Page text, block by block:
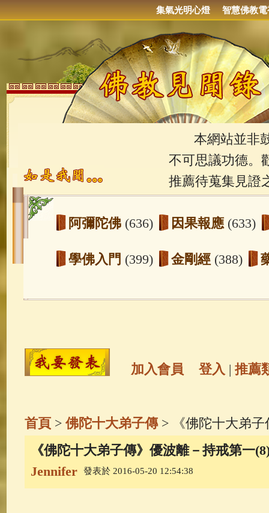
集氣光明心燈 智慧佛教電
本網站並非鼓
不可思議功德。
推薦待蒐集見證
阿彌陀佛 (636) 因果報應 (633)
學佛入門 (399) 金剛經 (388)
玉曆寶鈔(236) 地藏經(225)
高僧故事 (142) 放生護生 (133)
一切如來心秘密全身舍利寶篋印
生活禪(70) 釋迦牟尼佛傳
加入會員 登入 | 推薦
首頁> 佛陀十大弟子傳> 《佛陀十大弟子
《佛陀十大弟子傳》優波離－持戒第一
Jennifer
發表於 2016-05-20 12:54:38